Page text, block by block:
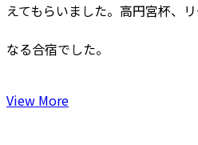
えてもらいました。高円宮杯、
なる合宿でした。
View More